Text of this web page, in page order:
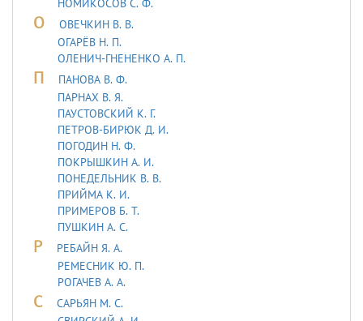
О
ОВЕЧКИН В. В.
ОГАРЁВ Н. П.
ОЛЕНИЧ-ГНЕНЕНКО А. П.
П
ПАНОВА В. Ф.
ПАРНАХ В. Я.
ПАУСТОВСКИЙ К. Г.
ПЕТРОВ-БИРЮК Д. И.
ПОГОДИН Н. Ф.
ПОКРЫШКИН А. И.
ПОНЕДЕЛЬНИК В. В.
ПРИЙМА К. И.
ПРИМЕРОВ Б. Т.
ПУШКИН А. С.
Р
РЕБАЙН Я. А.
РЕМЕСНИК Ю. П.
РОГАЧЕВ А. А.
С
САРЬЯH М. С.